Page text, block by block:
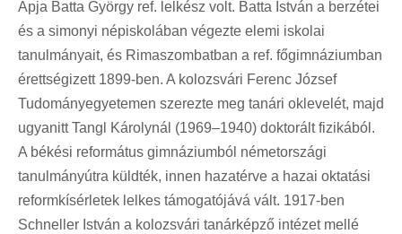
Apja Batta György ref. lelkész volt. Batta István a berzétei
és a simonyi népiskolában végezte elemi iskolai
tanulmányait, és Rimaszombatban a ref. főgimnáziumban
érettségizett 1899-ben. A kolozsvári Ferenc József
Tudományegyetemen szerezte meg tanári oklevelét, majd
ugyanitt Tangl Károlynál (1969–1940) doktorált fizikából.
A békési református gimnáziumból németországi
tanulmányútra küldték, innen hazatérve a hazai oktatási
reformkísérletek lelkes támogatójává vált. 1917-ben
Schneller István a kolozsvári tanárképző intézet mellé